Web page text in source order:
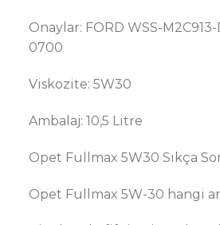
Onaylar: FORD WSS-M2C913-
0700
Viskozite: 5W30
Ambalaj: 10,5 Litre
Opet Fullmax 5W30 Sıkça
Opet Fullmax 5W-30 hangi